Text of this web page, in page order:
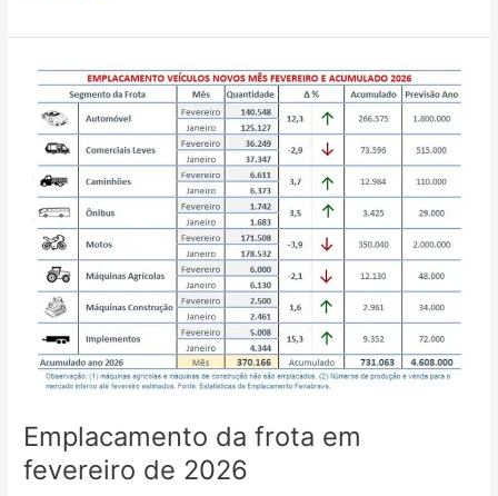
Emplacamento da frota em
fevereiro de 2026
Emplacamento
frota
em
fevereiro
de
2026